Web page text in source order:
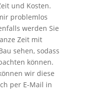
und Kosten.
problemlos
werden Sie
Zeit mit
sehen, sodass
können.
wir diese
per E-Mail in